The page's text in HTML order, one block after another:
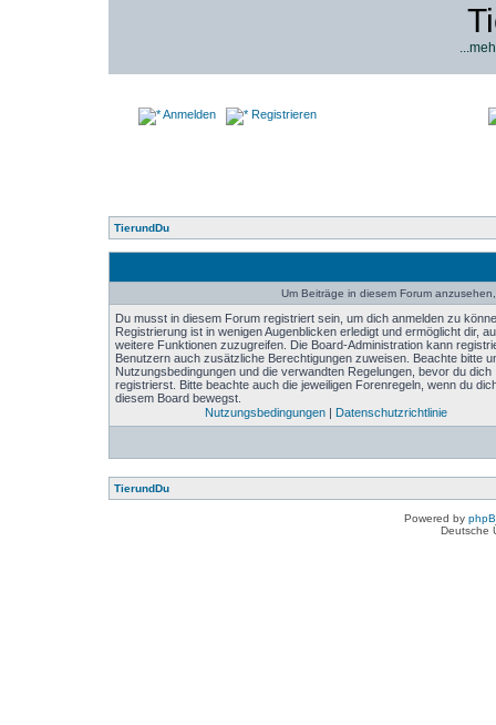
Anmelden Registrieren
TierundDu
Um Beiträge in diesem Forum
Du musst in diesem Forum registriert sein, um dich anmelden zu
Registrierung ist in wenigen Augenblicken erledigt und ermöglicht dir,
weitere Funktionen zuzugreifen. Die Board-Administration kann
Benutzern auch zusätzliche Berechtigungen zuweisen. Beachte bitte
Nutzungsbedingungen und die verwandten Regelungen, bevor du dich
registrierst. Bitte beachte auch die jeweiligen Forenregeln, wenn du
diesem Board bewegst.
Nutzungsbedingungen| Datenschutzrichtlinie
TierundDu
Powered by
Deutsche